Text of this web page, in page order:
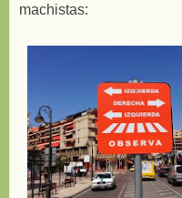
machistas: